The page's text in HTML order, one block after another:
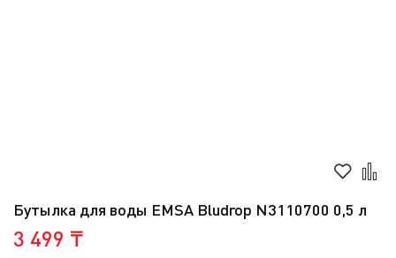
Бутылка для воды EMSA Bludrop N3110700 0,5 л
3 499 ₸